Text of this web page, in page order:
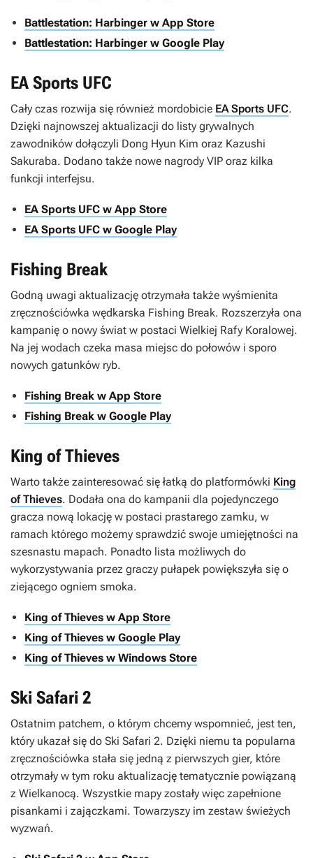
Battlestation: Harbinger w App Store
Battlestation: Harbinger w Google Play
EA Sports UFC
Cały czas rozwija się również mordobicie EA Sports UFC.
Dzięki najnowszej aktualizacji do listy grywalnych
zawodników dołączyli Dong Hyun Kim oraz Kazushi
Sakuraba. Dodano także nowe nagrody VIP oraz kilka
funkcji interfejsu.
EA Sports UFC w App Store
EA Sports UFC w Google Play
Fishing Break
Godną uwagi aktualizację otrzymała także wyśmienita
zręcznościówka wędkarska Fishing Break. Rozszerzyła ona
kampanię o nowy świat w postaci Wielkiej Rafy Koralowej.
Na jej wodach czeka masa miejsc do połowów i sporo
nowych gatunków ryb.
Fishing Break w App Store
Fishing Break w Google Play
King of Thieves
Warto także zainteresować się łatką do platformówki King
of Thieves. Dodała ona do kampanii dla pojedynczego
gracza nową lokację w postaci prastarego zamku, w
ramach którego możemy sprawdzić swoje umiejętności na
szesnastu mapach. Ponadto lista możliwych do
wykorzystywania przez graczy pułapek powiększyła się o
ziejącego ogniem smoka.
King of Thieves w App Store
King of Thieves w Google Play
King of Thieves w Windows Store
Ski Safari 2
Ostatnim patchem, o którym chcemy wspomnieć, jest ten,
który ukazał się do Ski Safari 2. Dzięki niemu ta popularna
zręcznościówka stała się jedną z pierwszych gier, które
otrzymały w tym roku aktualizację tematycznie powiązaną
z Wielkanocą. Wszystkie mapy zostały więc zapełnione
pisankami i zajączkami. Towarzyszy im zestaw świeżych
wyzwań.